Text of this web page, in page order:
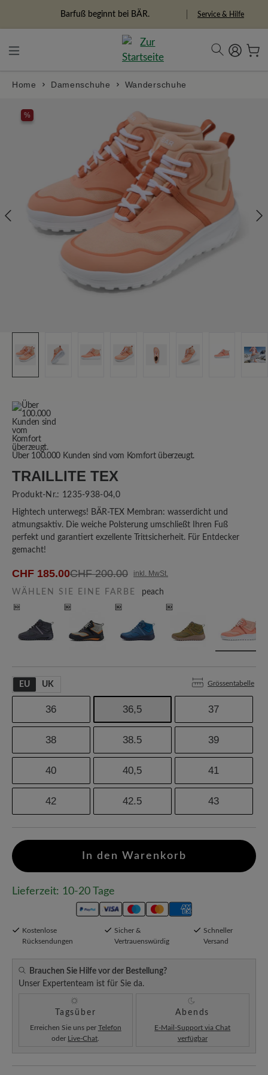
Barfuß beginnt bei BÄR. Service & Hilfe
Home Damenschuhe Wanderschuhe
%
Über 100.000 Kunden sind vom Komfort überzeugt.
TRAILLITE TEX
Produkt-Nr.: 1235-938-04,0
Hightech unterwegs! BÄR-TEX Membran: wasserdicht und
atmungsaktiv. Die weiche Polsterung umschließt Ihren Fuß
perfekt und garantiert exzellente Trittsicherheit. Für Entdecker
gemacht!
CHF 185.00CHF 200.00 inkl. MwSt.
WÄHLEN SIE EINE FARBE peach
EU UK Grössentabelle
36 36,5 37
38 38.5 39
40 40,5 41
42 42.5 43
In den Warenkorb
Lieferzeit: 10-20 Tage
Kostenlose
Rücksendungen
Sicher &
Vertrauenswürdig
Schneller
Versand
Brauchen Sie Hilfe vor der Bestellung?
Unser Expertenteam ist für Sie da.
Tagsüber
Erreichen Sie uns per Telefon
oder Live-Chat
Abends
E-Mail-Support via Chat
verfügbar